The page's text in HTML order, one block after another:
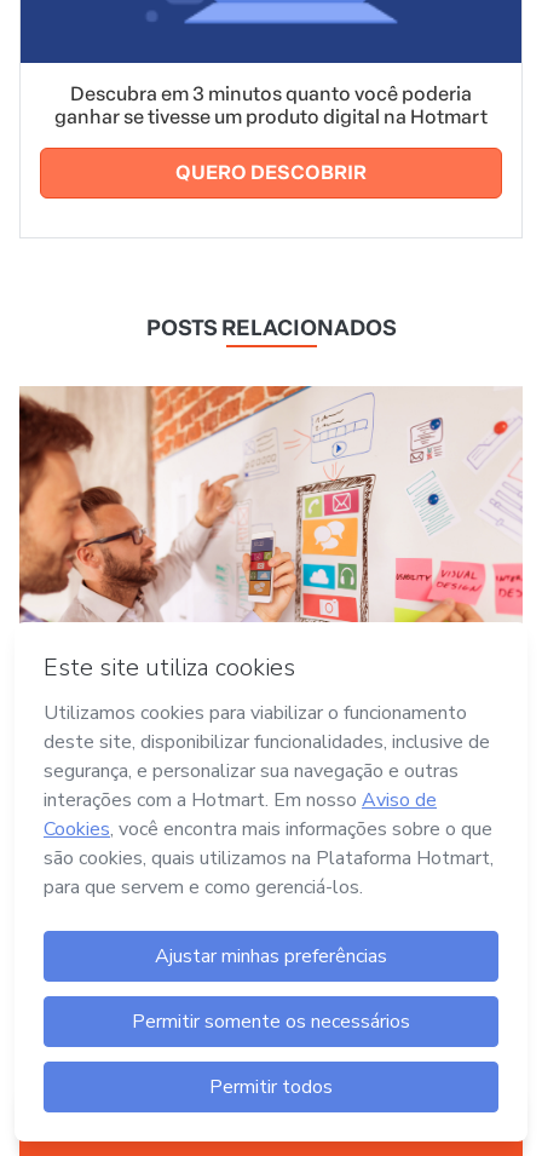
Descubra em 3 minutos quanto você poderia
ganhar se tivesse um produto digital na Hotmart
QUERO DESCOBRIR
POSTS RELACIONADOS
MARKETING DIGITAL
Técnicas de SEO: o guia prático
para gerar tráfego orgânico
As técnicas de SEO se dividem em quatro frentes:
otimização para a busca com IA (GEO). Juntas,
elas fazem o Google e os assistentes de IA
encontrarem o seu conteúdo e mostrarem ele
para quem está pesquisando.
primeiro produto digital!
Aperte aquipra criar um produto digital